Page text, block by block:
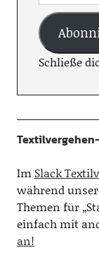
Schließe
Im Slack
während
Themen für
einfach mit
an!